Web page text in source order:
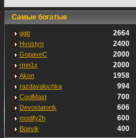
Самые богатые
ggtt 2664
Hvostyn 2400
GopaveC 2000
rmn1x 2000
Akon 1958
razdavalochka 994
CoolMast 700
Devostatortk 606
modify2h 600
Boevik 400